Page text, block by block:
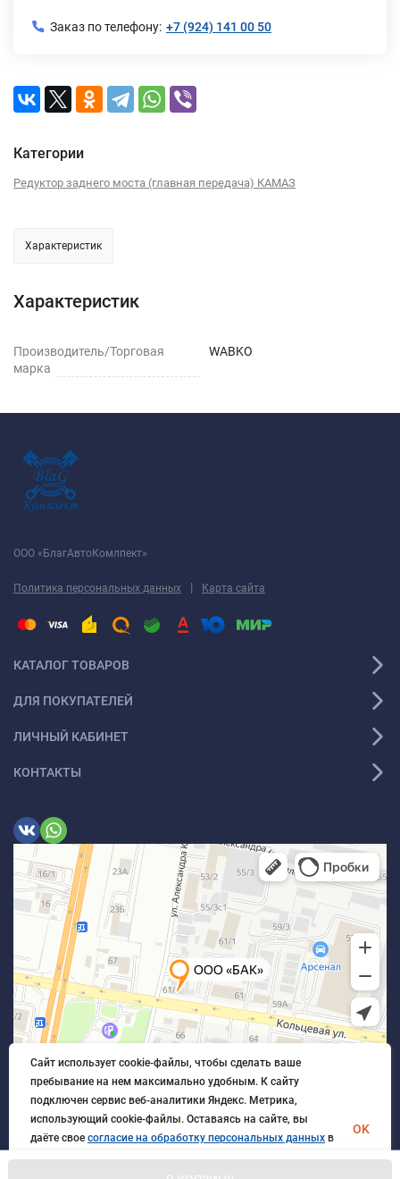
Заказ по телефону: +7 (924) 141 00 50
Категории
Редуктор заднего моста (главная передача) КАМАЗ
Характеристик
Характеристик
Производитель/Торговая
марка
WABKO
ООО «БлагАвтоКомлпект»
Политика персональных данных | Карта сайта
КАТАЛОГ ТОВАРОВ
ДЛЯ ПОКУПАТЕЛЕЙ
ЛИЧНЫЙ КАБИНЕТ
КОНТАКТЫ
Сайт использует cookie-файлы, чтобы сделать ваше
пребывание на нем максимально удобным. К cайту
подключен сервис веб-аналитики Яндекс. Метрика,
использующий cookie-файлы. Оставаясь на сайте, вы
даёте свое согласие на обработку персональных данных в
порядке, указанном вПолитике обработки персональных
OK